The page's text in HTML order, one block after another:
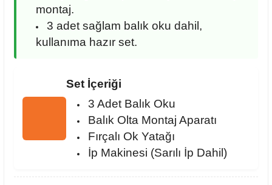
montaj.
3 adet sağlam balık oku dahil,
kullanıma hazır set.
Set İçeriği
3 Adet Balık Oku
Balık Olta Montaj Aparatı
Fırçalı Ok Yatağı
İp Makinesi (Sarılı İp Dahil)